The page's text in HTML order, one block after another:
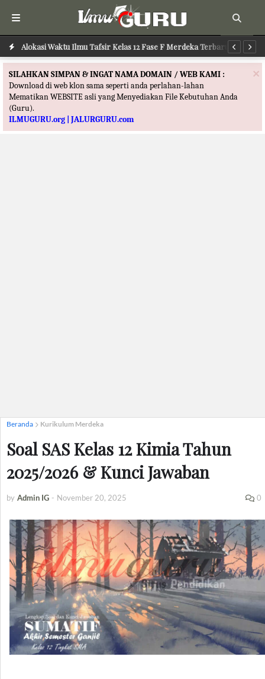
Alokasi Waktu Ilmu Tafsir Kelas 12 Fase F Merdeka Terbaru
×
SILAHKAN SIMPAN & INGAT NAMA DOMAIN / WEB KAMI :
Download di web klon sama seperti anda perlahan-lahan
Mematikan WEBSITE asli yang Menyediakan File Kebutuhan Anda
(Guru).
ILMUGURU.org | JALURGURU.com
Beranda Kurikulum Merdeka
Soal SAS Kelas 12 Kimia Tahun
2025/2026 & Kunci Jawaban
by Admin IG - November 20, 2025 0